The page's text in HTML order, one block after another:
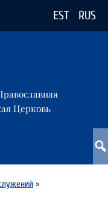
EST RUS
Церковь
»